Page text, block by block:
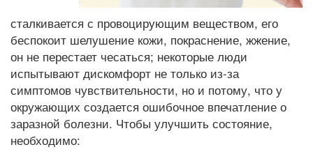
сталкивается с провоцирующим веществом, его
беспокоит шелушение кожи, покраснение, жжение,
он не перестает чесаться; некоторые люди
испытывают дискомфорт не только из-за
симптомов чувствительности, но и потому, что у
окружающих создается ошибочное впечатление о
заразной болезни. Чтобы улучшить состояние,
необходимо: